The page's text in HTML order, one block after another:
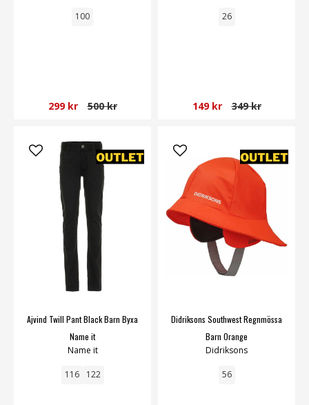
100
299 kr 500 kr
26
149 kr 349 kr
Ajvind Twill Pant Black Barn Byxa
Name it
Name it
116 122
Didriksons Southwest Regnmössa
Barn Orange
Didriksons
56